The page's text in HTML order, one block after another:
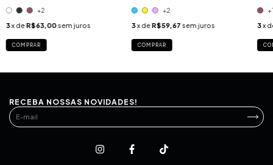
+2
3x deR$63,00sem juros
COMPRAR
+2
3x deR$59,67 sem juros
COMPRAR
3x
RECEBA NOSSAS NOVIDADES!